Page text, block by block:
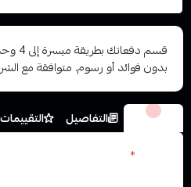
بدون فوائد أو رسوم. متوافقة مع
الخيارات التفاصيل
التقييمات
*